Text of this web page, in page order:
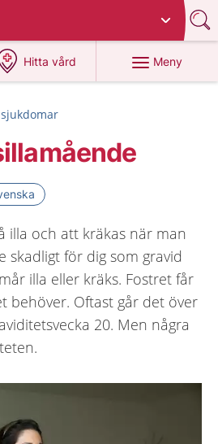
Hitta vård
på 1177.se
Meny
illa och att kräkas när man
skadligt för dig som gravid
illa eller kräks. Fostret får
behöver. Oftast går det över
20. Men några